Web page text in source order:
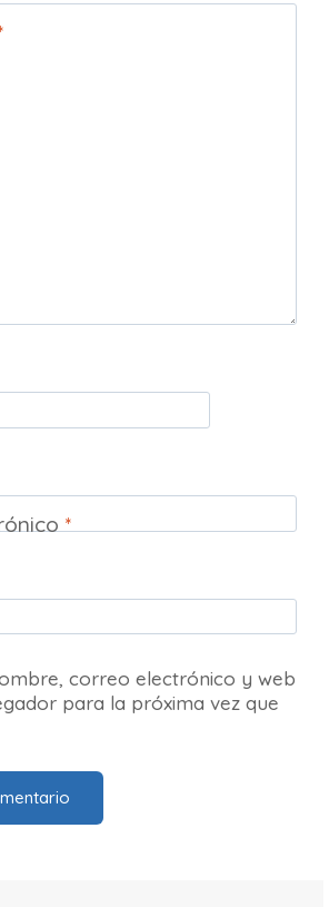
*
correo electrónico y web
para la próxima vez que